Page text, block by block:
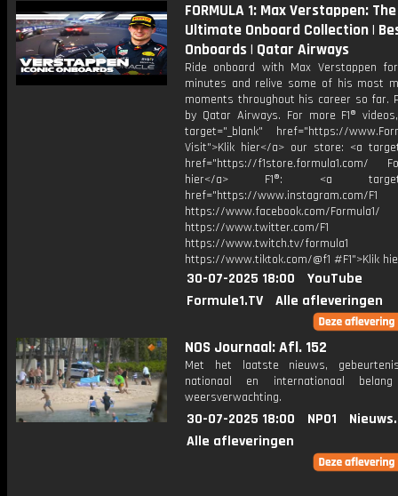
FORMULA 1: Max Verstappen: The
Ultimate Onboard Collection |
Onboards | Qatar Airways
Ride onboard with Max Verstappen
minutes and relive some of his most
moments throughout his career so far.
by Qatar Airways. For more F1®
target="_blank" href="https://
Visit">Klik hier</a> our store: <a
href="https://f1store.formula1.com/
hier</a> F1®: <a
href="https://www.instagram.com/F1
https://www.facebook.com/Formula1/
https://www.twitter.com/F1
https://www.twitch.tv/formula1
https://www.tiktok.com/@f1 #F1">Klik
30-07-2025 18:00
YouTube
Formule1.TV
Alle afleveringen
NOS Journaal: Afl. 152
Met het laatste nieuws,
nationaal en internationaal
weersverwachting.
30-07-2025 18:00 NPO1
Alle afleveringen